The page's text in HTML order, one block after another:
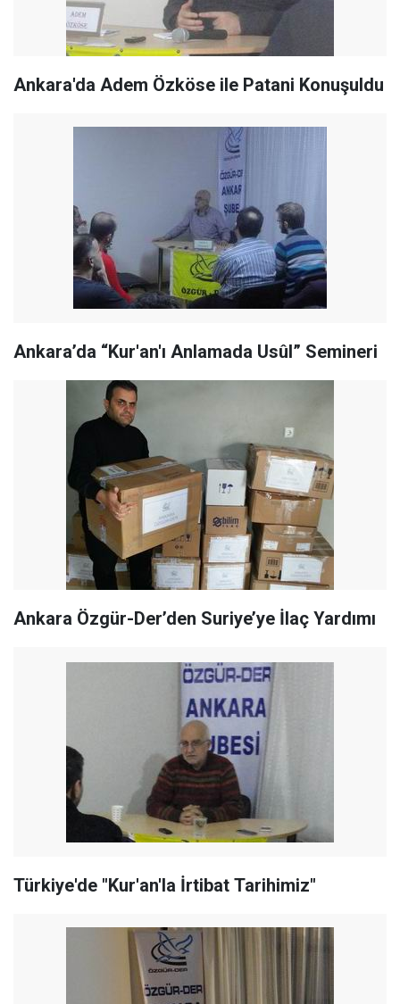
Ankara'da Adem Özköse ile Patani Konuşuldu
Ankara’da “Kur'an'ı Anlamada Usûl” Semineri
Ankara Özgür-Der’den Suriye’ye İlaç Yardımı
Türkiye'de "Kur'an'la İrtibat Tarihimiz"